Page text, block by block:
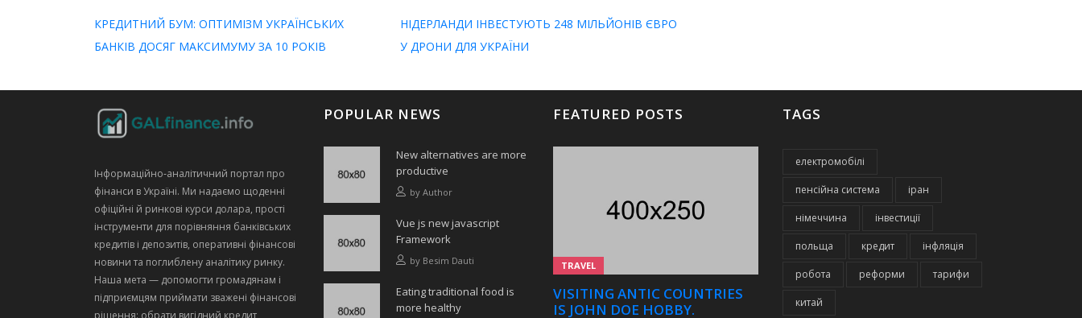
КРЕДИТНИЙ БУМ: ОПТИМІЗМ УКРАЇНСЬКИХ
БАНКІВ ДОСЯГ МАКСИМУМУ ЗА 10 РОКІВ
НІДЕРЛАНДИ ІНВЕСТУЮТЬ 248 МІЛЬЙОНІВ ЄВРО
У ДРОНИ ДЛЯ УКРАЇНИ
Інформаційно‑аналітичний портал про
фінанси в Україні. Ми надаємо щоденні
офіційні й ринкові курси долара, прості
інструменти для порівняння банківських
кредитів і депозитів, оперативні фінансові
новини та поглиблену аналітику ринку.
Наша мета — допомогти громадянам і
підприємцям приймати зважені фінансові
POPULAR NEWS
New alternatives are more
productive
by Author
Vue js new javascript
Framework
by Besim Dauti
Eating traditional food is
more healthy
FEATURED POSTS
TRAVEL
VISITING ANTIC COUNTRIES
IS JOHN DOE HOBBY.
TAGS
електромобілі
пенсійна система іран
німеччина інвестиції
польща кредит інфляція
робота реформи тарифи
китай